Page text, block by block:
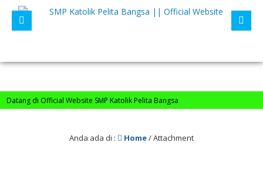
di Official Website SMP Katolik Pelita Bangsa
Anda ada di : Home/ Attachment